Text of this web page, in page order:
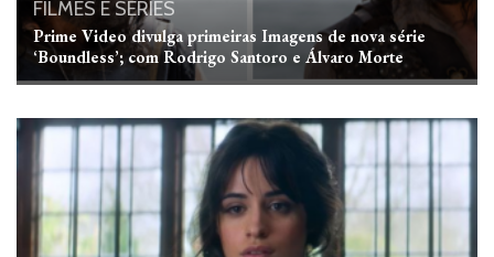
FILMES E SÉRIES
Prime Video divulga primeiras Imagens de nova série
‘Boundless’; com Rodrigo Santoro e Álvaro Morte